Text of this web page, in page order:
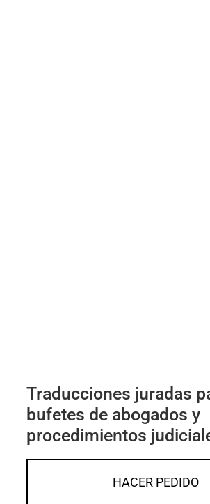
Traducciones juradas
bufetes de abogados y
procedimientos
HACER PEDIDO